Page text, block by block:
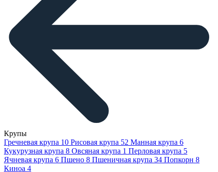
Крупы
Гречневая крупа 10 Рисовая крупа 52 Манная крупа 6
Кукурузная крупа 8 Овсяная крупа 1 Перловая крупа 5
Ячневая крупа 6 Пшено 8 Пшеничная крупа 34 Попкорн 8
Киноа 4